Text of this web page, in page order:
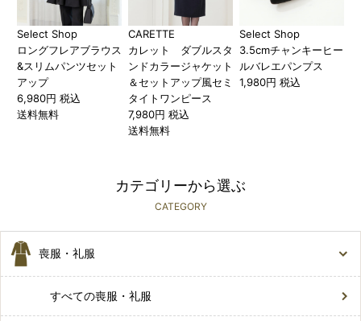
Select Shop
ロングフレアブラウス
&スリムパンツセット
アップ
6,980円 税込
送料無料
CARETTE
カレット ダブルスタ
ンドカラージャケット
＆セットアップ風セミ
タイトワンピース
7,980円 税込
送料無料
Select Shop
3.5cmチャンキーヒー
ルバレエパンプス
1,980円 税込
カテゴリーから選ぶ
CATEGORY
喪服・礼服
すべての喪服・礼服